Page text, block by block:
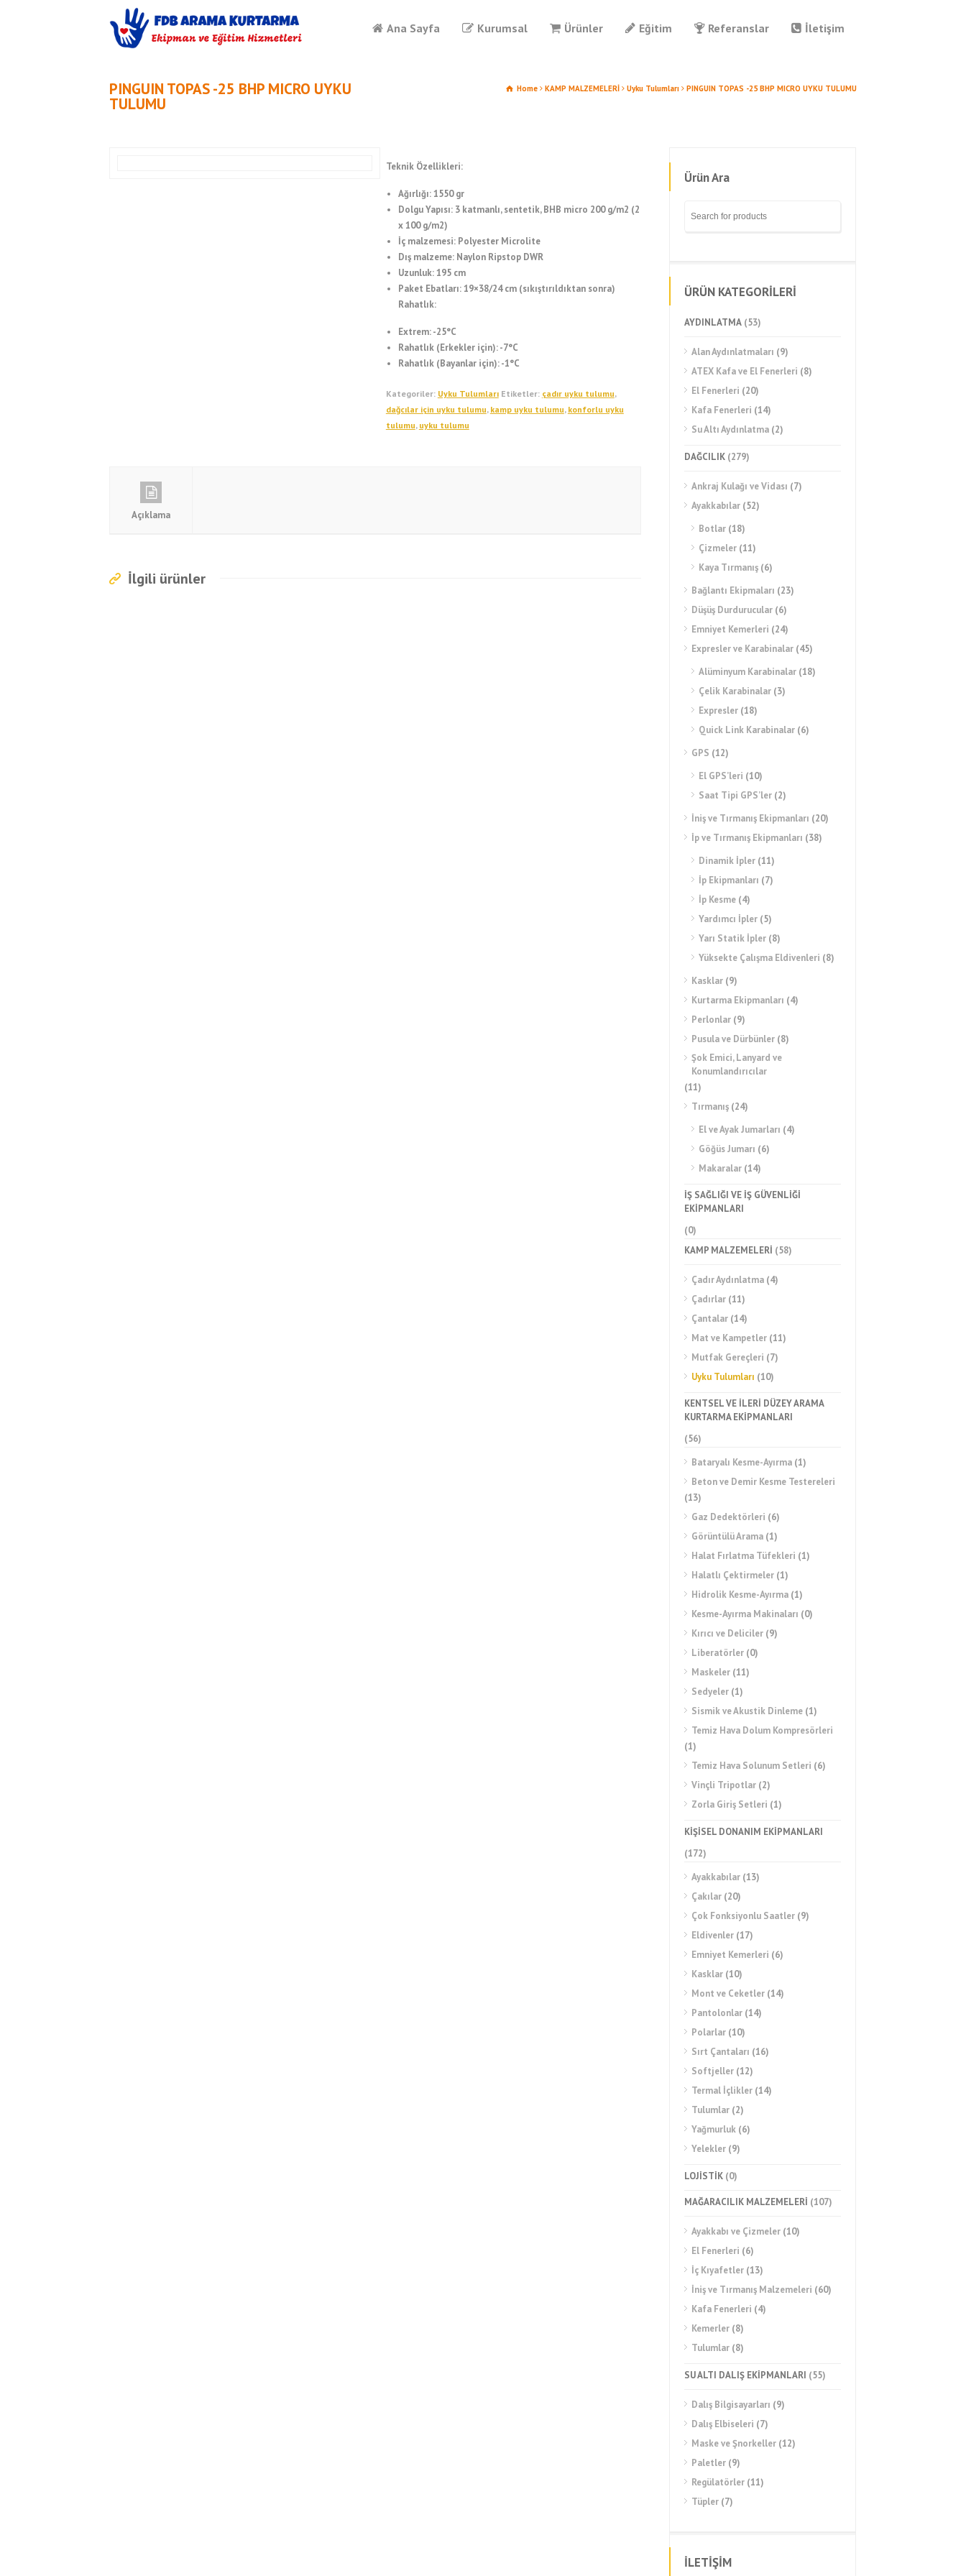
Ana Sayfa Kurumsal Ürünler Eğitim Referanslar İletişim
PINGUIN TOPAS -25 BHP MICRO UYKU
TULUMU
Home KAMP MALZEMELERİ Uyku Tulumları PINGUIN TOPAS -25 BHP MICRO UYKU TULUMU
Teknik Özellikleri:
Ağırlığı: 1550 gr
Dolgu Yapısı: 3 katmanlı, sentetik, BHB micro 200 g/m2 (2
x 100 g/m2)
İç malzemesi: Polyester Microlite
Dış malzeme: Naylon Ripstop DWR
Uzunluk: 195 cm
Paket Ebatları: 19×38/24 cm (sıkıştırıldıktan sonra)
Rahatlık:
Extrem: -25°C
Rahatlık (Erkekler için): -7°C
Rahatlık (Bayanlar için): -1°C
Kategoriler: Uyku Tulumları Etiketler: çadır uyku tulumu,
dağcılar için uyku tulumu, kamp uyku tulumu, konforlu uyku
tulumu, uyku tulumu
Açıklama
İlgili ürünler
Ürün Ara
ÜRÜN KATEGORİLERİ
AYDINLATMA (53)
Alan Aydınlatmaları (9)
ATEX Kafa ve El Fenerleri (8)
El Fenerleri (20)
Kafa Fenerleri (14)
Su Altı Aydınlatma (2)
DAĞCILIK (279)
Ankraj Kulağı ve Vidası (7)
Ayakkabılar (52)
Botlar (18)
Çizmeler (11)
Kaya Tırmanış (6)
Bağlantı Ekipmaları (23)
Düşüş Durdurucular (6)
Emniyet Kemerleri (24)
Expresler ve Karabinalar (45)
Alüminyum Karabinalar (18)
Çelik Karabinalar (3)
Expresler (18)
Quick Link Karabinalar (6)
GPS (12)
El GPS’leri (10)
Saat Tipi GPS’ler (2)
İniş ve Tırmanış Ekipmanları (20)
İp ve Tırmanış Ekipmanları (38)
Dinamik İpler (11)
İp Ekipmanları (7)
İp Kesme (4)
Yardımcı İpler (5)
Yarı Statik İpler (8)
Yüksekte Çalışma Eldivenleri (8)
Kasklar (9)
Kurtarma Ekipmanları (4)
Perlonlar (9)
Pusula ve Dürbünler (8)
Şok Emici, Lanyard ve
Konumlandırıcılar
(11)
Tırmanış (24)
El ve Ayak Jumarları (4)
Göğüs Jumarı (6)
Makaralar (14)
İŞ SAĞLIĞI VE İŞ GÜVENLİĞİ
EKİPMANLARI
(0)
KAMP MALZEMELERİ (58)
Çadır Aydınlatma (4)
Çadırlar (11)
Çantalar (14)
Mat ve Kampetler (11)
Mutfak Gereçleri (7)
Uyku Tulumları (10)
KENTSEL VE İLERİ DÜZEY ARAMA
KURTARMA EKİPMANLARI
(56)
Bataryalı Kesme-Ayırma (1)
Beton ve Demir Kesme Testereleri
(13)
Gaz Dedektörleri (6)
Görüntülü Arama (1)
Halat Fırlatma Tüfekleri (1)
Halatlı Çektirmeler (1)
Hidrolik Kesme-Ayırma (1)
Kesme-Ayırma Makinaları (0)
Kırıcı ve Deliciler (9)
Liberatörler (0)
Maskeler (11)
Sedyeler (1)
Sismik ve Akustik Dinleme (1)
Temiz Hava Dolum Kompresörleri
(1)
Temiz Hava Solunum Setleri (6)
Vinçli Tripotlar (2)
Zorla Giriş Setleri (1)
KİŞİSEL DONANIM EKİPMANLARI
(172)
Ayakkabılar (13)
Çakılar (20)
Çok Fonksiyonlu Saatler (9)
Eldivenler (17)
Emniyet Kemerleri (6)
Kasklar (10)
Mont ve Ceketler (14)
Pantolonlar (14)
Polarlar (10)
Sırt Çantaları (16)
Softjeller (12)
Termal İçlikler (14)
Tulumlar (2)
Yağmurluk (6)
Yelekler (9)
LOJİSTİK (0)
MAĞARACILIK MALZEMELERİ (107)
Ayakkabı ve Çizmeler (10)
El Fenerleri (6)
İç Kıyafetler (13)
İniş ve Tırmanış Malzemeleri (60)
Kafa Fenerleri (4)
Kemerler (8)
Tulumlar (8)
SU ALTI DALIŞ EKİPMANLARI (55)
Dalış Bilgisayarları (9)
Dalış Elbiseleri (7)
Maske ve Şnorkeller (12)
Paletler (9)
Regülatörler (11)
Tüpler (7)
İLETİŞİM